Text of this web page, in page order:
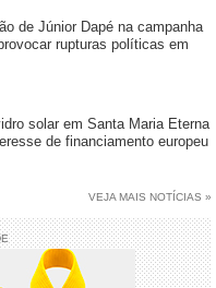
de Júnior Dapé na campanha
rupturas políticas em
solar em Santa Maria Eterna
de financiamento europeu
VEJA MAIS NOTÍCIAS »